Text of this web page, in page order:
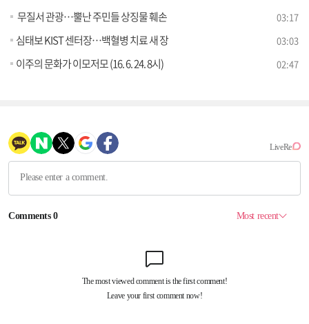
무질서 관광…뿔난 주민들 상징물 훼손 03:17
심태보 KIST 센터장…백혈병 치료 새 장 03:03
이주의 문화가 이모저모 (16. 6. 24. 8시) 02:47